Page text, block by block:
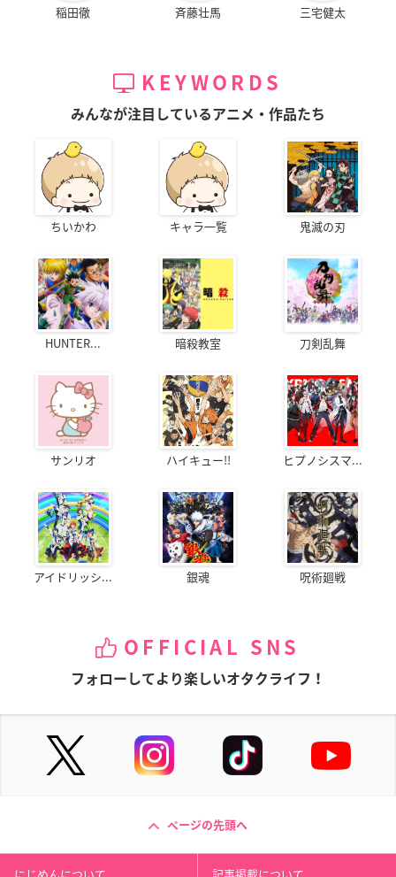
稲田徹 斉藤壮馬 三宅健太
KEYWORDS
みんなが注目しているアニメ・作品たち
ちいかわ キャラ一覧 鬼滅の刃
HUNTER... 暗殺教室 刀剣乱舞
サンリオ ハイキュー!! ヒプノシスマ...
アイドリッシ... 銀魂 呪術廻戦
OFFICIAL SNS
フォローしてより楽しいオタクライフ！
ページの先頭へ